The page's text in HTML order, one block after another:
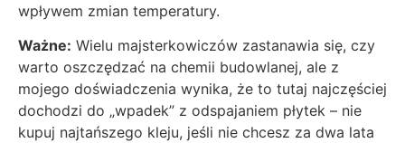
wpływem zmian temperatury.
Ważne: Wielu majsterkowiczów zastanawia się, czy
warto oszczędzać na chemii budowlanej, ale z
mojego doświadczenia wynika, że to tutaj najczęściej
dochodzi do „wpadek” z odspajaniem płytek – nie
kupuj najtańszego kleju, jeśli nie chcesz za dwa lata